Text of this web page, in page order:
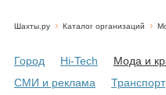
Шахты.ру Каталог организаций
Город Hi-Tech Мода и
СМИ и реклама
Транспорт